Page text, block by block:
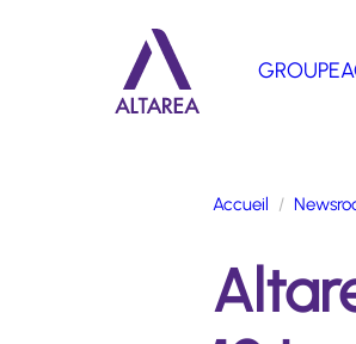
GROUPE
Accueil